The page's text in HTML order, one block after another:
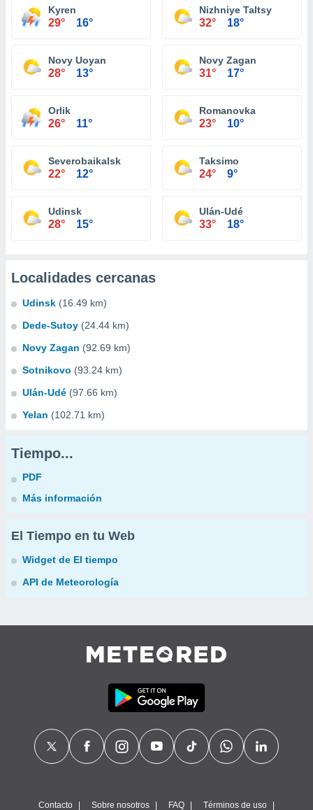
Kyren
29° 16°
Nizhniye Taltsy
32° 18°
Novy Uoyan
28° 13°
Novy Zagan
31° 17°
Orlik
26° 11°
Romanovka
23° 10°
Severobaikalsk
22° 12°
Taksimo
24° 9°
Udinsk
28° 15°
Ulán-Udé
33° 18°
Localidades cercanas
Udinsk (16.49 km)
Dede-Sutoy (24.44 km)
Novy Zagan (92.69 km)
Sotnikovo (93.24 km)
Ulán-Udé (97.66 km)
Yelan (102.71 km)
Tiempo...
PDF
Más información
El Tiempo en tu Web
Widget de El tiempo
API de Meteorología
Contacto Sobre nosotros FAQ Términos de uso